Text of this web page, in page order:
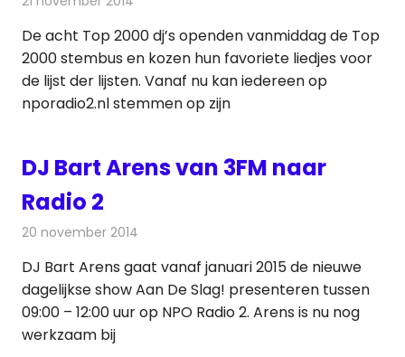
De acht Top 2000 dj’s openden vanmiddag de Top
2000 stembus en kozen hun favoriete liedjes voor
de lijst der lijsten. Vanaf nu kan iedereen op
nporadio2.nl stemmen op zijn
DJ Bart Arens van 3FM naar
Radio 2
20 november 2014
DJ Bart Arens gaat vanaf januari 2015 de nieuwe
dagelijkse show Aan De Slag! presenteren tussen
09:00 – 12:00 uur op NPO Radio 2. Arens is nu nog
werkzaam bij